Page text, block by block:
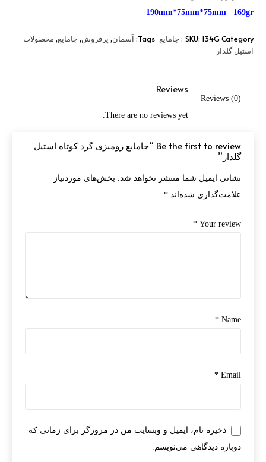
190mm*75mm*75mm 169gr
SKU: 134GCategory: جامایع Tags: آسمان, پرفروش, جامایع, محصولات
استیل گلدار
Reviews (0)
Reviews
There are no reviews yet.
Be the first to review “جامایع رومیزی گرد کوتاه استیل
گلدار”
نشانی ایمیل شما منتشر نخواهد شد. بخش‌های موردنیاز
علامت‌گذاری شده‌اند *
Your review
*
Name
*
Email
*
ذخیره نام، ایمیل و وبسایت من در مرورگر برای زمانی که
دوباره دیدگاهی می‌نویسم.